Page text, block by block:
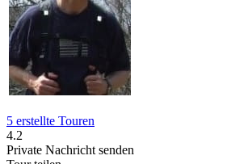
5 erstellte Touren
4.2
Private Nachricht senden